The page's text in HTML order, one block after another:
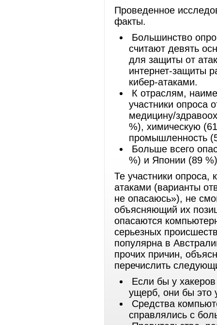
Проведенное
факты.
Большинство
считают девять
для защиты от
интернет-защиты
кибер-атаками.
К отраслям,
участники опроса
медицину/
%), химическую
промышленность
Больше всего
%) и Японии (89
Те участники опроса,
атаками (варианты
не опасаюсь»), не
объясняющий их
опасаются
серьезных
популярна в
прочих причин,
перечислить
Если бы у
ущерб, они бы это
Средства
справлялись с